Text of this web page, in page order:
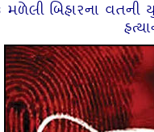
મળેલી બિહારના વતની